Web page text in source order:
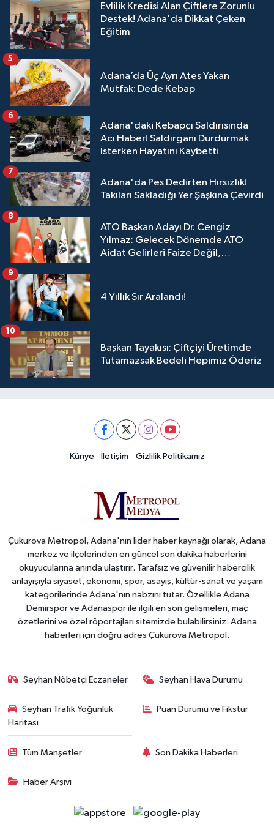
Evlilik Kredisi Alan Çiftlere Zorunlu
Destek! Adana'da Dikkat Çeken
Eğitim
Adana’da Üç Ayrı Ateş Yakan
Mutfak: Dede Kebap
5
Adana'daki Kebapçı Saldırısında
Acı Haber! Saldırganı Durdurmak
İsterken Hayatını Kaybetti
6
Adana'da Pes Dedirten Hırsızlık!
Takıları Sakladığı Yer Şaşkına Çevirdi
7
ATO Başkan Adayı Dr. Cengiz
Yılmaz: Gelecek Dönemde ATO
Aidat Gelirleri Faize Değil,
8
4 Yıllık Sır Aralandı!
9
Başkan Tayakısı: Çiftçiyi Üretimde
Tutamazsak Bedeli Hepimiz Öderiz
10
Künye İletişim Gizlilik Politikamız
Çukurova Metropol, Adana'nın lider haber kaynağı olarak, Adana
merkez ve ilçelerinden en güncel son dakika haberlerini
okuyucularına anında ulaştırır. Tarafsız ve güvenilir habercilik
anlayışıyla siyaset, ekonomi, spor, asayiş, kültür-sanat ve yaşam
kategorilerinde Adana'nın nabzını tutar. Özellikle Adana
Demirspor ve Adanaspor ile ilgili en son gelişmeleri, maç
özetlerini ve özel röportajları sitemizde bulabilirsiniz. Adana
haberleri için doğru adres Çukurova Metropol.
Seyhan Nöbetçi Eczaneler Seyhan Hava Durumu
Seyhan Trafik Yoğunluk
Haritası
Puan Durumu ve Fikstür
Tüm Manşetler Son Dakika Haberleri
Haber Arşivi